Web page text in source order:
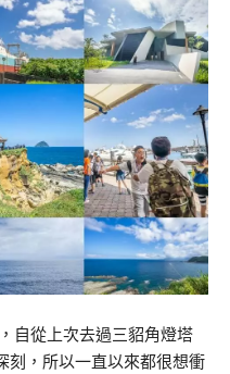
自從上次去過三貂角燈塔
刻，所以一直以來都很想衝